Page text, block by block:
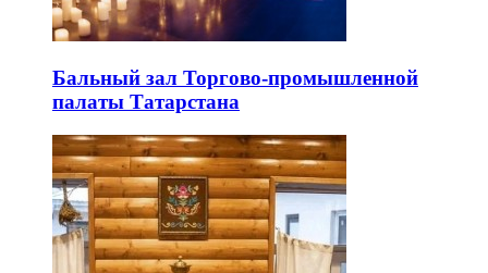
Бальный зал Торгово-промышленной
палаты Татарстана